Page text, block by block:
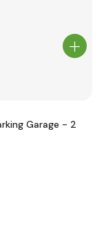
Garage - 2